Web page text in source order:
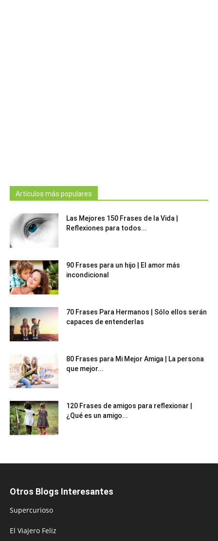
Artículos más populares
Las Mejores 150 Frases de la Vida |
Reflexiones para todos...
90 Frases para un hijo | El amor más
incondicional
70 Frases Para Hermanos | Sólo ellos serán
capaces de entenderlas
80 Frases para Mi Mejor Amiga | La persona
que mejor...
120 Frases de amigos para reflexionar |
¿Qué es un amigo...
Otros Blogs Interesantes
Supercurioso
El Viajero Feliz